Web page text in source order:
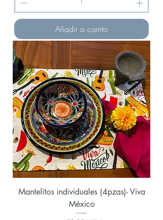
Añadir a carrito
Mantelitos individuales (4pzas)- Viva
México